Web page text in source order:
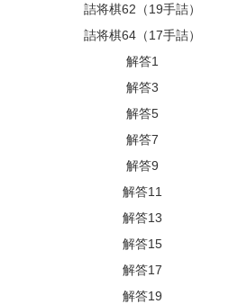
詰将棋62（19手詰）
詰将棋64（17手詰）
解答1
解答3
解答5
解答7
解答9
解答11
解答13
解答15
解答17
解答19